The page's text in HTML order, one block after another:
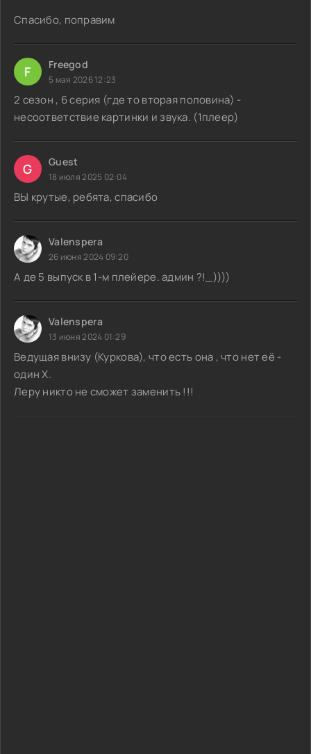
Спасибо, поправим
F Freegod
5 мая 2026 12:23
2 сезон , 6 серия (где то вторая половина) -
несоответствие картинки и звука. (1плеер)
G Guest
18 июля 2025 02:04
ВЫ крутые, ребята, спасибо
Valenspera
26 июня 2024 09:20
А де 5 выпуск в 1-м плейере. админ ?!_))))
Valenspera
13 июня 2024 01:29
Ведущая внизу (Куркова), что есть она , что нет её -
один Х.
Леру никто не сможет заменить !!!